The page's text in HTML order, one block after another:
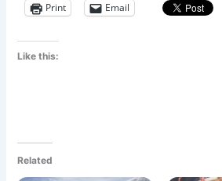
Print Email
Like this:
Related